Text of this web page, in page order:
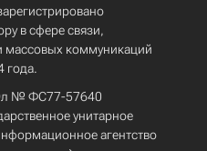
в сфере связи,
массовых коммуникаций
года.
Эл № ФС77-57640
унитарное
агентство